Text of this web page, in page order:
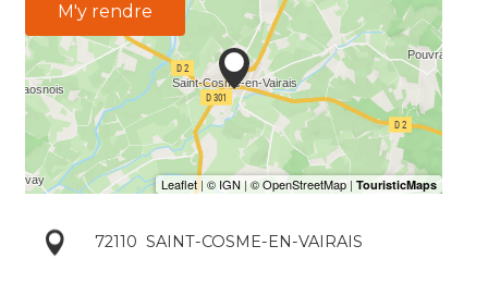
M'y rendre
72110 SAINT-COSME-EN-VAIRAIS